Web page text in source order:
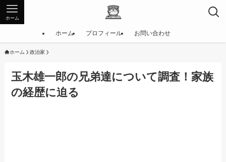
ホーム
ホーム プロフィール お問い合わせ
ホーム 政治家
玉木雄一郎の兄弟達について調査！家族
の経歴に迫る